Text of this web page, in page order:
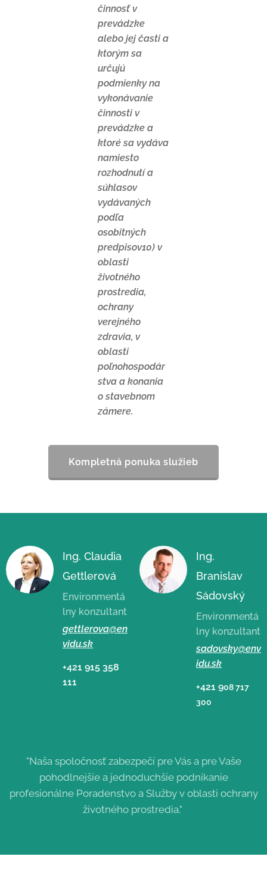
činnosť v
prevádzke
alebo jej časti a
ktorým sa
určujú
podmienky na
vykonávanie
činnosti v
prevádzke a
ktoré sa vydáva
namiesto
rozhodnutí a
súhlasov
vydávaných
podľa
osobitných
predpisov10) v
oblasti
životného
prostredia,
ochrany
verejného
zdravia, v
oblasti
poľnohospodár
stva a konania
o stavebnom
zámere.
Kompletná ponuka služieb
Ing. Claudia
Gettlerová
Environmentá
lny konzultant
gettlerova@en
vidu.sk
+421 915 358
111
Ing.
Branislav
Sádovský
Environmentá
lny konzultant
sadovsky@env
idu.sk
+421 908 717
300
"Naša spoločnosť zabezpečí pre Vás a pre Vaše
pohodlnejšie a jednoduchšie podnikanie
profesionálne Poradenstvo a Služby v oblasti ochrany
životného prostredia."